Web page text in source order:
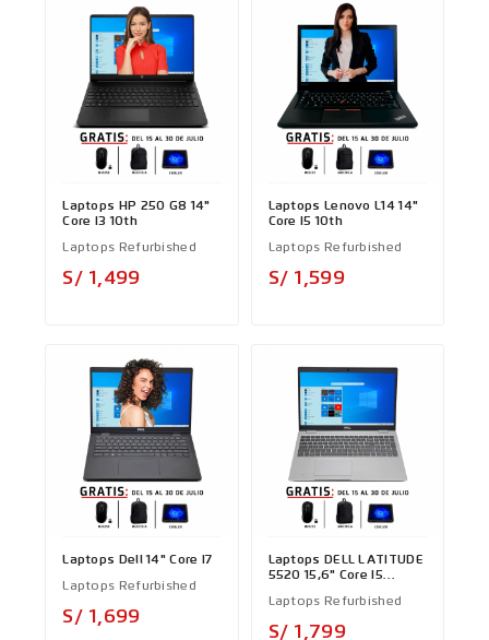
Laptops HP 250 G8 14"
Core I3 10th
Laptops Refurbished
S/ 1,499
Laptops Lenovo L14 14"
Core I5 10th
Laptops Refurbished
S/ 1,599
Laptops Dell 14" Core I7
Laptops Refurbished
S/ 1,699
Laptops DELL LATITUDE
5520 15,6" Core I5
Laptops Refurbished
S/ 1,799